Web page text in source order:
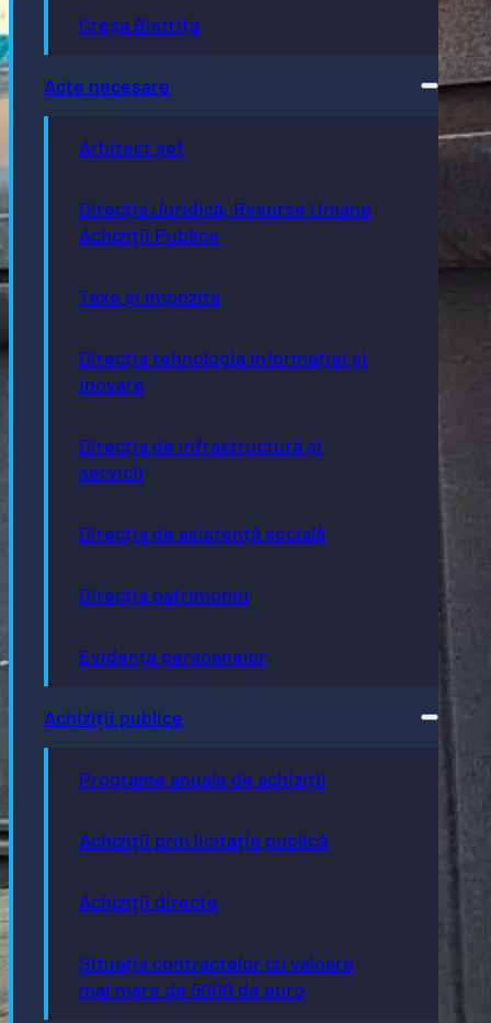
Creșa Bistrița
Acte necesare
Arhitect șef
Direcția Juridică, Resurse Umane
Achiziții Publice
Taxe și impozite
Direcția tehnologia informației și
inovare
Direcția de infrastructură și
servicii
Direcția de asistență socială
Direcția patrimoniu
Evidența persoanelor
Achiziții publice
Programe anuale de achiziții
Achiziții prin licitație publică
Achiziții directe
Situația contractelor cu valoare
mai mare de 5000 de euro